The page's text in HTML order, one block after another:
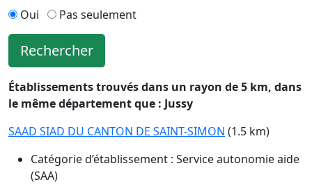
Oui
Pas seulement
Rechercher
Établissements trouvés dans un rayon de 5 km, dans
le même département que : Jussy
SAAD SIAD DU CANTON DE SAINT-SIMON (1.5 km)
Catégorie d’établissement : Service autonomie aide
(SAA)